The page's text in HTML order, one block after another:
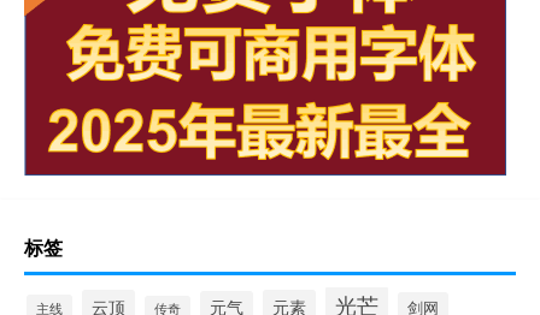
标签
主线 云顶 传奇 元气 元素 光芒
剑网